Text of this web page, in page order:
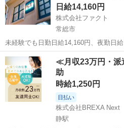
給…
日給14,160円
株式会社ファクト
常総市
未経験でも日勤日給14,160円、夜勤日
35万円以上可能。稼ぐ人で月に60万円
ても多めになる仕事ですので、日勤で
く...
茨城 常総市 その他
≪月収23万円・派
助
時給1,250円
日払い
株式会社BREXA Next
静駅